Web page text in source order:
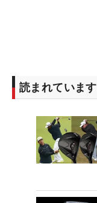
読まれています